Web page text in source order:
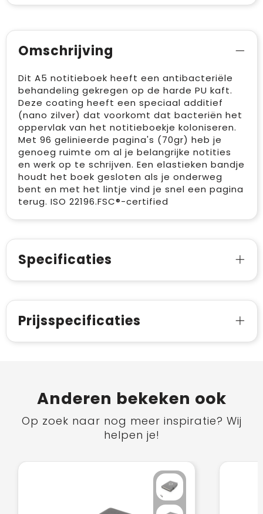
Omschrijving
Dit A5 notitieboek heeft een antibacteriële
behandeling gekregen op de harde PU kaft.
Deze coating heeft een speciaal additief
(nano zilver) dat voorkomt dat bacteriën het
oppervlak van het notitieboekje koloniseren.
Met 96 gelinieerde pagina's (70gr) heb je
genoeg ruimte om al je belangrijke notities
en werk op te schrijven. Een elastieken bandje
houdt het boek gesloten als je onderweg
bent en met het lintje vind je snel een pagina
terug. ISO 22196.FSC®-certified
Specificaties
Prijsspecificaties
Anderen bekeken ook
Op zoek naar nog meer inspiratie? Wij
helpen je!